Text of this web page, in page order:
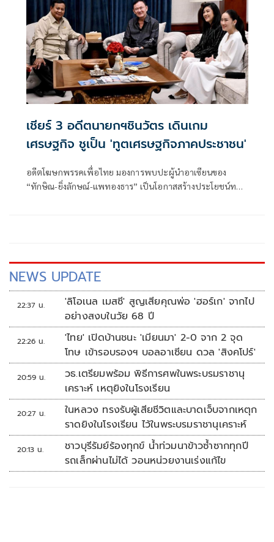
เชียร์ 3 อดีตนายกฯชินวัตร เดินเกม
เศรษฐกิจ ชูเป็น 'ทูตเศรษฐกิจภาคประชาชน'
อดีตโฆษกพรรคเพื่อไทย มองการพบปะผู้นำอาเซียนของ
“ทักษิณ-ยิ่งลักษณ์-แพทองธาร” เป็นโอกาสสร้างประโยชน์ทาง
NEWS UPDATE
22:37 น.
'ลิโอเนล เมสซี' สูญเสียคุณพ่อ 'ฮอร์เก' จากไป
อย่างสงบในวัย 68 ปี
22:26 น.
'ไทย' เปิดบ้านชนะ 'เมียนมา' 2-0 จาก 2 จุด
โทษ เข้ารอบรองฯ บอลอาเซียน ดวล 'สิงคโปร์'
20:59 น.
วธ.เตรียมพร้อม พิธีการศพในพระบรมราชานุ
เคราะห์ เหตุยิงในโรงเรียน
20:27 น.
ในหลวง ทรงรับผู้เสียชีวิตและบาดเจ็บจากเหตุก
ราดยิงในโรงเรียน ไว้ในพระบรมราชานุเคราะห์
20:13 น.
ชาวบุรีรัมย์ร้องทุกข์ น้ำท่วมนาข้าวซ้ำซากทุกปี
รถเล็กผ่านไม่ได้ วอนหน่วยงานเร่งแก้ไข